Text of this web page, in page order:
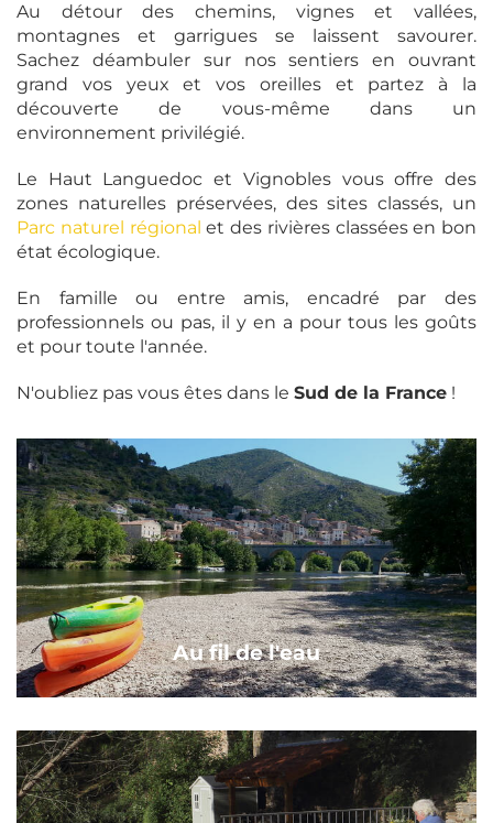
Au détour des chemins, vignes et vallées,
montagnes et garrigues se laissent savourer.
Sachez déambuler sur nos sentiers en ouvrant
grand vos yeux et vos oreilles et partez à la
découverte de vous-même dans un
environnement privilégié.
Le Haut Languedoc et Vignobles vous offre des
zones naturelles préservées, des sites classés, un
Parc naturel régional et des rivières classées en bon
état écologique.
En famille ou entre amis, encadré par des
professionnels ou pas, il y en a pour tous les goûts
et pour toute l'année.
N'oubliez pas vous êtes dans le Sud de la France !
Au fil de l'eau